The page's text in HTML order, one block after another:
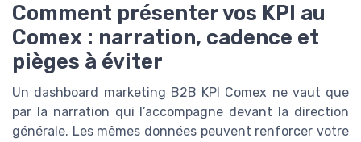
Comment présenter vos KPI au
Comex : narration, cadence et
pièges à éviter
Un dashboard marketing B2B KPI Comex ne vaut que
par la narration qui l’accompagne devant la direction
générale. Les mêmes données peuvent renforcer votre